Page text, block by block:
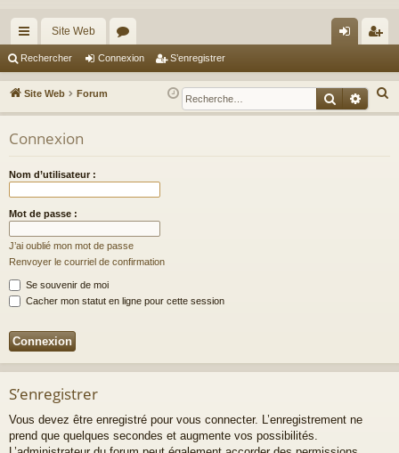
cc
ès
ra
pi
Site Web
or
u
m
ne
xi
nr
eg
Rechercher Connexion S’enregistrer
Site Web Forum
e
Connexion
Nom d’utilisateur :
Mot de passe :
J’ai oublié mon mot de passe
Renvoyer le courriel de confirmation
Se souvenir de moi
Cacher mon statut en ligne pour cette session
S’enregistrer
Vous devez être enregistré pour vous connecter. L’enregistrement ne
prend que quelques secondes et augmente vos possibilités.